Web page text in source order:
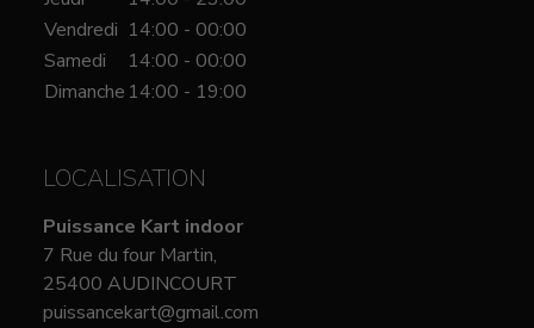
Vendredi 14:00 - 00:00
Samedi
14:00 - 00:00
Dimanche 14:00 - 19:00
LOCALISATION
Puissance Kart indoor
7 Rue du four Martin,
25400 AUDINCOURT
puissancekart@gmail.com